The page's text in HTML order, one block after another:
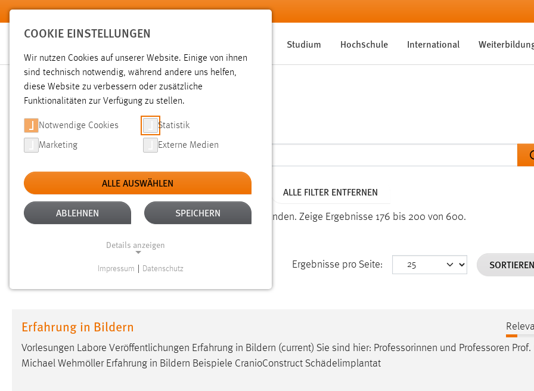
Zum Hauptinhalt springen
Studium Hochschule International
SUCHE
Aktive Filter: TYP: SEITEN ALTER: ÜBER EIN JAHR ALLE FILTER ENTFERNEN
Gesucht nach "professoren". Es wurden 600 Ergebnisse gefunden. Zeige Ergebnisse 176 bis 200 von 600.
Ergebnisse pro Seite:
Erfahrung in Bildern
Vorlesungen Labore Veröffentlichungen Erfahrung in Bildern (current) Sie sind hier: Professorinnen und Professoren Prof.
Michael Wehmöller Erfahrung in Bildern Beispiele CranioConstruct Schädelimplantat
COOKIE EINSTELLUNGEN
Wir nutzen Cookies auf unserer Website. Einige von ihnen
sind technisch notwendig, während andere uns helfen,
diese Website zu verbessern oder zusätzliche
Funktionalitäten zur Verfügung zu stellen.
Notwendige Cookies Statistik
Marketing Externe Medien
ALLE AUSWÄHLEN
ABLEHNEN SPEICHERN
Details anzeigen
Website erforderlich.
Einverständnis
Impressum Datenschutz